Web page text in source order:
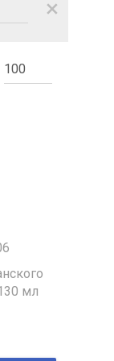
close
мл